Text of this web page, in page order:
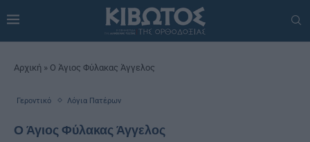
Αρχική » Ο Άγιος Φύλακας Άγγελος
Γεροντικό Λόγια Πατέρων
Ο Άγιος Φύλακας Άγγελος